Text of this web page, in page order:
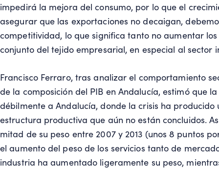
impedirá la mejora del consumo, por lo que el
asegurar que las exportaciones no decaigan,
competitividad, lo que significa tanto no aumentar
conjunto del tejido empresarial, en especial al sector
Francisco Ferraro, tras analizar el comportamiento
de la composición del PIB en Andalucía, estimó que
débilmente a Andalucía, donde la crisis ha producido
estructura productiva que aún no están concluidos.
mitad de su peso entre 2007 y 2013 (unos 8 puntos
el aumento del peso de los servicios tanto de
industria ha aumentado ligeramente su peso,